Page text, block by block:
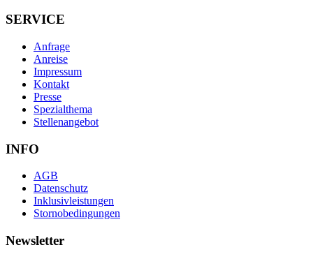
SERVICE
Anfrage
Anreise
Impressum
Kontakt
Presse
Spezialthema
Stellenangebot
INFO
AGB
Datenschutz
Inklusivleistungen
Stornobedingungen
Newsletter